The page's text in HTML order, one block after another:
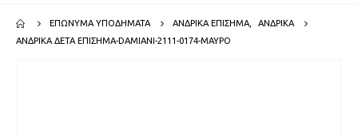
ΕΠΩΝΥΜΑ ΥΠΟΔΗΜΑΤΑ ΑΝΔΡΙΚΑ ΕΠΙΣΗΜΑ
ΑΝΔΡΙΚΑ
ΑΝΔΡΙΚΑ ΔΕΤΑ ΕΠΙΣΗΜΑ-DAMIANI-2111-0174-ΜΑΥΡΟ